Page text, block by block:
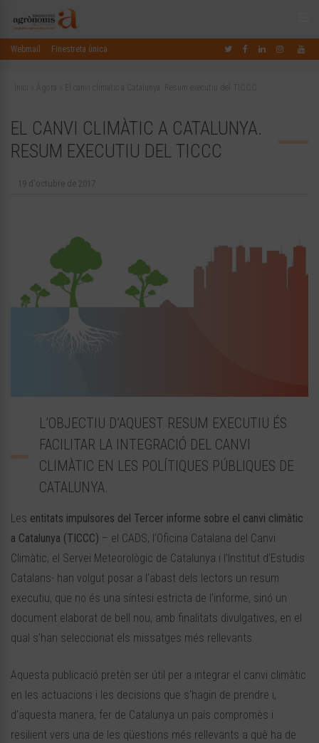
Webmail Finestreta única
Inici Àgora El canvi climàtic a Catalunya. Resum executiu del TICCC
EL CANVI CLIMÀTIC A CATALUNYA.
RESUM EXECUTIU DEL TICCC
19 d'octubre de 2017
L’OBJECTIU D’AQUEST RESUM EXECUTIU ÉS
FACILITAR LA INTEGRACIÓ DEL CANVI
CLIMÀTIC EN LES POLÍTIQUES PÚBLIQUES DE
CATALUNYA.
Les entitats impulsores del Tercer informe sobre el canvi climàtic
a Catalunya (TICCC) – el CADS, l’Oficina Catalana del Canvi
Climàtic, el Servei Meteorològic de Catalunya i l’Institut d’Estudis
Catalans- han volgut posar a l’abast dels lectors un resum
executiu, que no és una síntesi estricta de l’informe, sinó un
document elaborat de bell nou, amb finalitats divulgatives, en el
qual s’han seleccionat els missatges més rellevants.
Aquesta publicació pretèn ser útil per a integrar el canvi climàtic
en les actuacions i les decisions que s’hagin de prendre i,
d’aquesta manera, fer de Catalunya un país compromès i
resilient vers una de les qüestions més rellevants a què ha de